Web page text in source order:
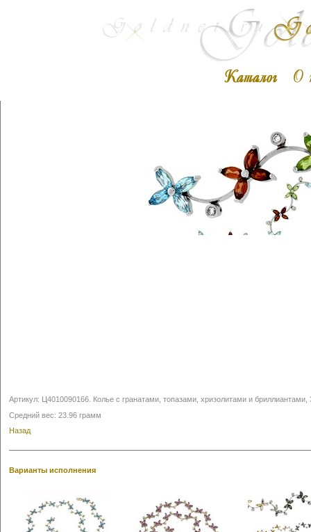
Артикул: Ц4010090166 Колье с гранатами, топазами, хризолитами и бриллиантами,
Средний вес: 23.96 грамм
Назад
Варианты исполнения